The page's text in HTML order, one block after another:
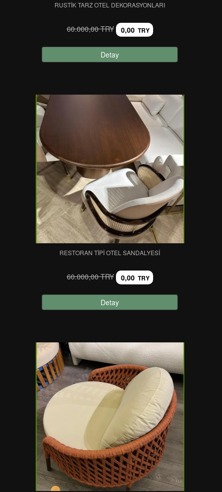
RUSTIK TARZ OTEL DEKORASYONLARI
60.000,00 TRY 0,00 TRY
Detay
RESTORAN TIPI OTEL SANDALYESI
60.000,00 TRY 0,00 TRY
Detay